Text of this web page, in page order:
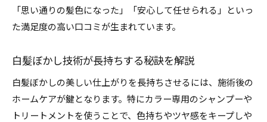
「思い通りの髪色になった」「安心して任せられる」といっ
た満足度の高い口コミが生まれています。
白髪ぼかし技術が長持ちする秘訣を解説
白髪ぼかしの美しい仕上がりを長持ちさせるには、施術後の
ホームケアが鍵となります。特にカラー専用のシャンプーや
トリートメントを使うことで、色持ちやツヤ感をキープしや